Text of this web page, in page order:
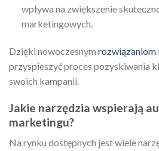
wpływa na zwiększenie
marketingowych.
Dzięki nowoczesnym rozwiązaniom
przyspieszyć proces pozyskiwania
swoich kampanii.
Jakie narzędzia wspierają
marketingu?
Na rynku dostępnych jest wiele